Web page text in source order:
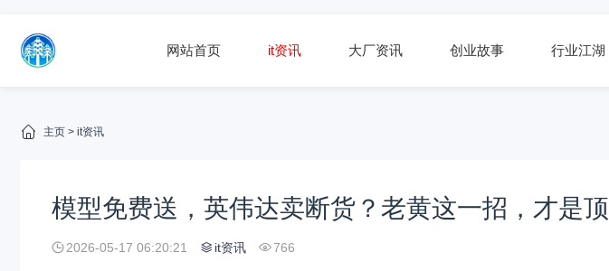
网站首页 it资讯 大厂资讯 创业故事 行业江湖
主页 > it资讯
模型免费送，英伟达卖断货？老黄这一招，才是顶
2026-05-17 06:20:21 it资讯 766